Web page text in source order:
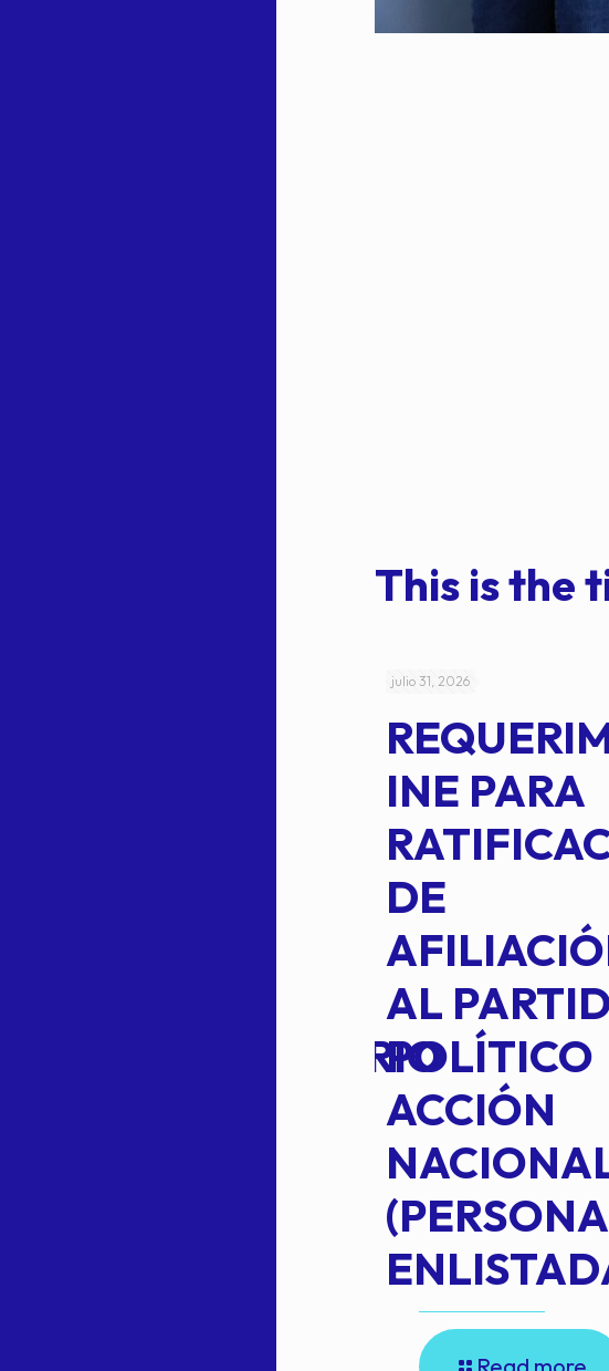
This is the
EXTRAORDINARIO
julio 31, 2026
INE PARA
DE
AL
POLÍTICO
ACCIÓN